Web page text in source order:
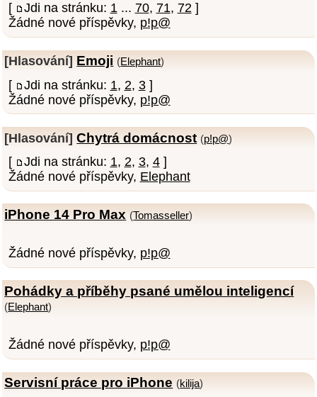
[ Jdi na stránku: 1... 70, 71, 72]
Žádné nové příspěvky, p!p@
[Hlasování] Emoji (Elephant)
[ Jdi na stránku: 1, 2, 3]
Žádné nové příspěvky, p!p@
[Hlasování] Chytrá domácnost (p!p@)
[ Jdi na stránku: 1, 2, 3, 4]
Žádné nové příspěvky, Elephant
iPhone 14 Pro Max (Tomasseller)
Žádné nové příspěvky, p!p@
Pohádky a příběhy psané umělou inteligencí
(Elephant)
Žádné nové příspěvky, p!p@
Servisní práce pro iPhone (kilija)